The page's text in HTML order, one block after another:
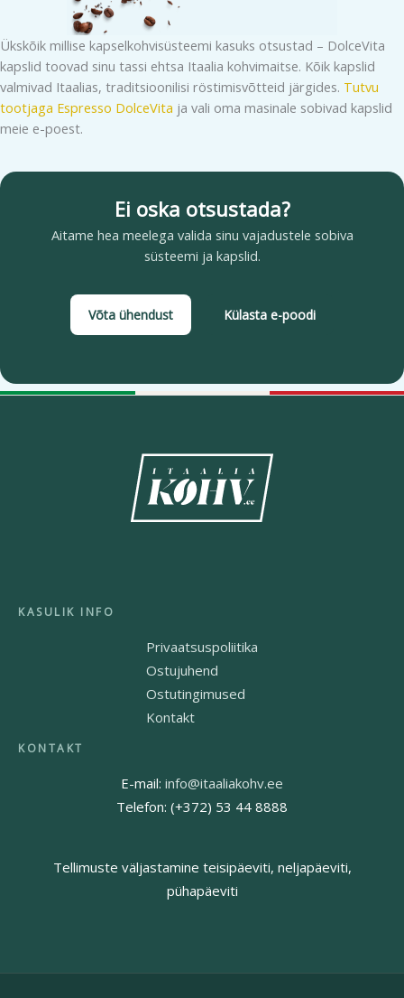
Ükskõik millise kapselkohvisüsteemi kasuks otsustad – DolceVita
kapslid toovad sinu tassi ehtsa Itaalia kohvimaitse. Kõik kapslid
valmivad Itaalias, traditsioonilisi röstimisvõtteid järgides. Tutvu
tootjaga Espresso DolceVita ja vali oma masinale sobivad kapslid
meie e-poest.
Ei oska otsustada?
Aitame hea meelega valida sinu vajadustele sobiva
süsteemi ja kapslid.
Võta ühendust Külasta e-poodi
Privaatsuspoliitika
Ostujuhend
Ostutingimused
Kontakt
E-mail: info@itaaliakohv.ee
Telefon: (+372) 53 44 8888
Tellimuste väljastamine teisipäeviti, neljapäeviti,
pühapäeviti